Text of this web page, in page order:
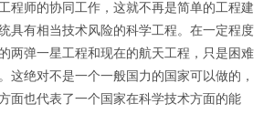
程师的协同工作，这就不再是简单的工程建
具有相当技术风险的科学工程。在一定程度
两弹一星工程和现在的航天工程，只是困难
这绝对不是一个一般国力的国家可以做的，
面也代表了一个国家在科学技术方面的能